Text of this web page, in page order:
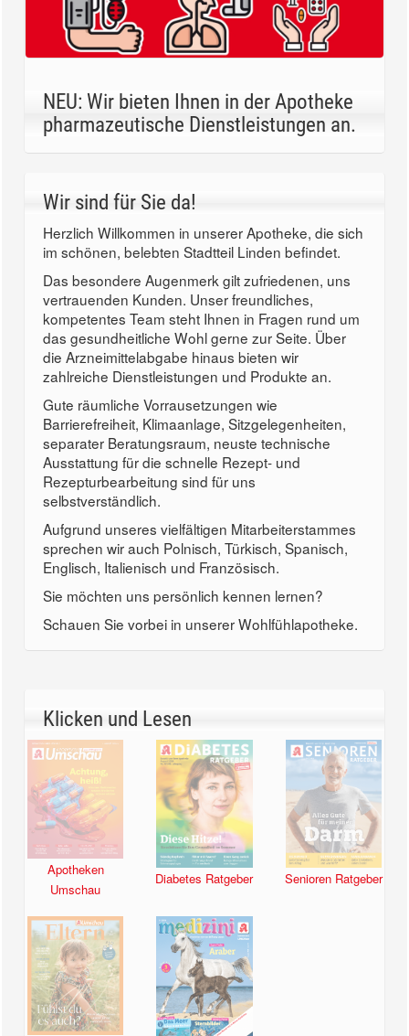
NEU: Wir bieten Ihnen in der Apotheke
pharmazeutische Dienstleistungen an.
Wir sind für Sie da!
Herzlich Willkommen in unserer Apotheke, die sich
im schönen, belebten Stadtteil Linden befindet.
Das besondere Augenmerk gilt zufriedenen, uns
vertrauenden Kunden. Unser freundliches,
kompetentes Team steht Ihnen in Fragen rund um
das gesundheitliche Wohl gerne zur Seite. Über
die Arzneimittelabgabe hinaus bieten wir
zahlreiche Dienstleistungen und Produkte an.
Gute räumliche Vorrausetzungen wie
Barrierefreiheit, Klimaanlage, Sitzgelegenheiten,
separater Beratungsraum, neuste technische
Ausstattung für die schnelle Rezept- und
Rezepturbearbeitung sind für uns
selbstverständlich.
Aufgrund unseres vielfältigen Mitarbeiterstammes
sprechen wir auch Polnisch, Türkisch, Spanisch,
Englisch, Italienisch und Französisch.
Sie möchten uns persönlich kennen lernen?
Schauen Sie vorbei in unserer Wohlfühlapotheke.
Klicken und Lesen
Apotheken
Umschau
Diabetes Ratgeber Senioren Ratgeber